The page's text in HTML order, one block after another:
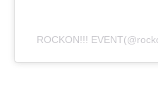
ROCKON!!!